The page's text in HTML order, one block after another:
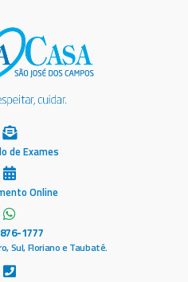
de Exames
Online
1777
Sul, Floriano e Taubaté.